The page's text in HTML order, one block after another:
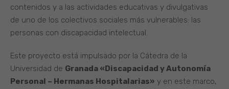
contenidos y a las actividades educativas y divulgativas
de uno de los colectivos sociales más vulnerables: las
personas con discapacidad intelectual.
Este proyecto está impulsado por la Cátedra de la
Universidad de Granada «Discapacidad y Autonomía
Personal – Hermanas Hospitalarias» y en este marco,